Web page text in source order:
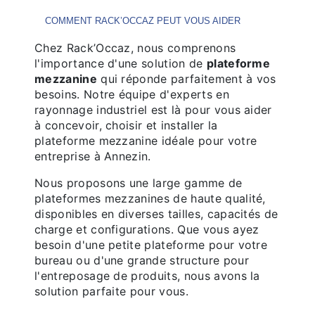
COMMENT RACK’OCCAZ PEUT VOUS AIDER
Chez Rack’Occaz, nous comprenons
l'importance d'une solution de plateforme
mezzanine qui réponde parfaitement à vos
besoins. Notre équipe d'experts en
rayonnage industriel est là pour vous aider
à concevoir, choisir et installer la
plateforme mezzanine idéale pour votre
entreprise à Annezin.
Nous proposons une large gamme de
plateformes mezzanines de haute qualité,
disponibles en diverses tailles, capacités de
charge et configurations. Que vous ayez
besoin d'une petite plateforme pour votre
bureau ou d'une grande structure pour
l'entreposage de produits, nous avons la
solution parfaite pour vous.